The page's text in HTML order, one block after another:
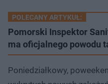
POLECANY ARTYKUŁ:
Pomorski Inspektor
ma oficjalnego powodu
Poniedziałkowy,